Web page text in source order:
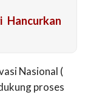
Hancurkan
Nasional (
proses